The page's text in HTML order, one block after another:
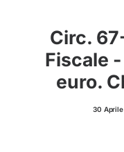
CONVENZIONI
ASSOCIAZIONI
Circ.
Fiscale
euro.
30 Aprile